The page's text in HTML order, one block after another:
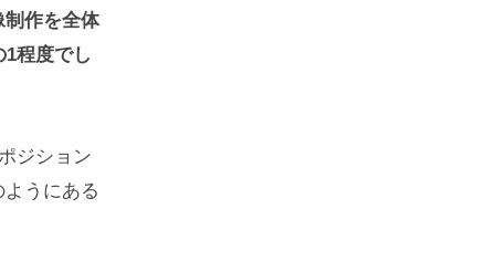
制作を全体
程度でし
ジション
うにある